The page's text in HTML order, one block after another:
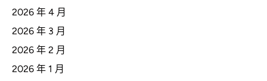
2026 年 4 月
2026 年 3 月
2026 年 2 月
2026 年 1 月